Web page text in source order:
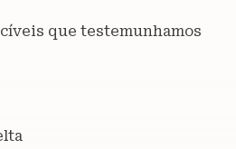
que testemunhamos